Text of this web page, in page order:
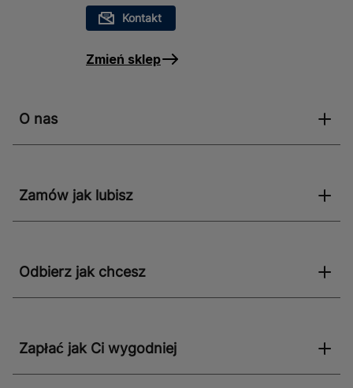
Kontakt
Zmień sklep
O nas
Zamów jak lubisz
Odbierz jak chcesz
Zapłać jak Ci wygodniej